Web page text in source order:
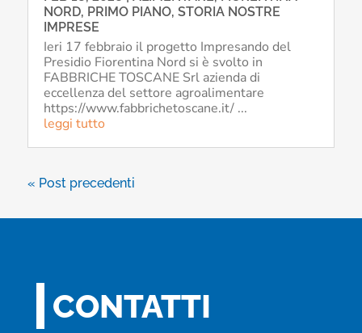
NORD, PRIMO PIANO, STORIA NOSTRE
IMPRESE
Ieri 17 febbraio il progetto Impresando del
Presidio Fiorentina Nord si è svolto in
FABBRICHE TOSCANE Srl azienda di
eccellenza del settore agroalimentare
https://www.fabbrichetoscane.it/ ...
leggi tutto
« Post precedenti
CONTATTI